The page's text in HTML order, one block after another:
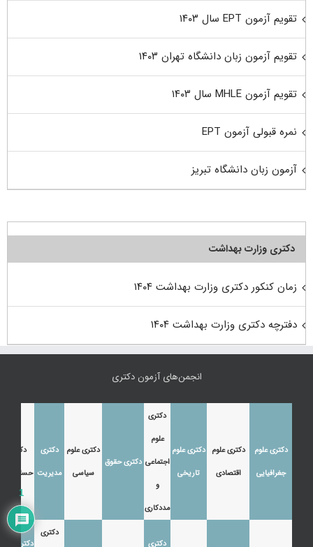
تقویم آزمون EPT سال ۱۴۰۳
تقویم آزمون زبان دانشگاه تهران ۱۴۰۳
تقویم آزمون MHLE سال ۱۴۰۳
نمره قبولی آزمون EPT
آزمون زبان دانشگاه تبریز
دکتری وزارت بهداشت
زمان کنکور دکتری وزارت بهداشت ۱۴۰۴
دفترچه دکتری وزارت بهداشت ۱۴۰۴
انجمن‌های آزمون دکتری
دکتری علوم
جغرافیایی
دکتری علوم
اقتصادی
دکتری علوم
تاریخی
دکتری
علوم
اجتماعی
و
مددکاری
دکتری حقوق
دکتری علوم
سیاسی
دکتری
مدیریت
دکتری
حسابداری
دکتری
دکتری
دکتری زبان
1